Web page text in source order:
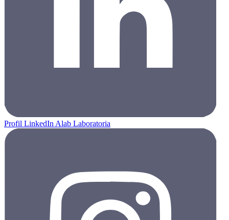
Profil LinkedIn Alab Laboratoria